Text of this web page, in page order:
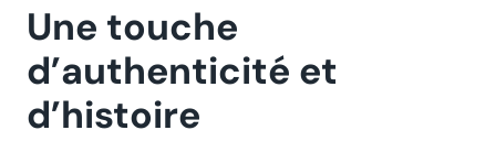
Une touche
d’authenticité et
d’histoire